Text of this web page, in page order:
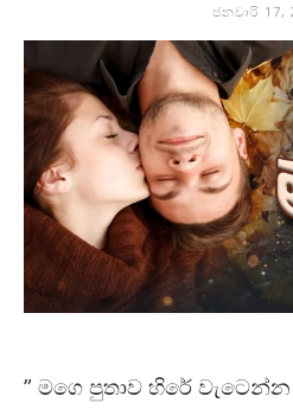
ජනවාරි 17,
” මගෙ පුතාව හිරේ